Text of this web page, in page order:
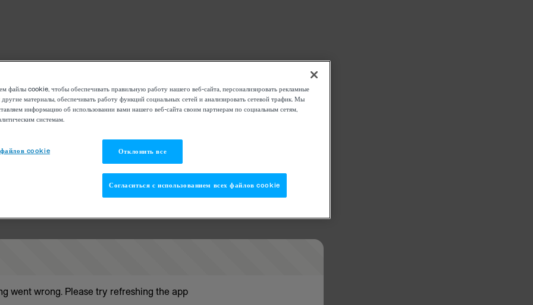
went wrong. Please try refreshing the app
файлы cookie, чтобы обеспечивать правильную работу нашего веб-сайта, персонализировать рекламные
другие материалы, обеспечивать работу функций социальных сетей и анализировать сетевой трафик. Мы
информацию об использовании вами нашего веб-сайта своим партнерам по социальным сетям,
системам.
cookie Отклонить все
Согласиться с использованием всех файлов cookie